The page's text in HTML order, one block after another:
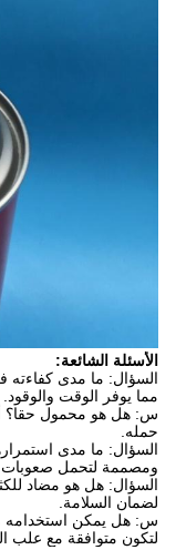
الأسئلة الشائعة:
السؤال: ما مدى كفاءته
مما يوفر الوقت والوقود.
س: هل هو محمول حقا؟
حمله.
السؤال: ما مدى
ومصممة لتحمل صعوبات
السؤال: هل هو مضاد
لضمان السلامة.
س: هل يمكن استخدامه
لتكون متوافقة مع علب